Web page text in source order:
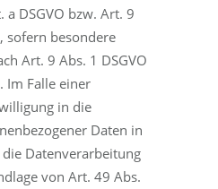
DSGVO bzw. Art. 9
sofern besondere
Art. 9 Abs. 1 DSGVO
Im Falle einer
in die
Daten in
Datenverarbeitung
von Art. 49 Abs.